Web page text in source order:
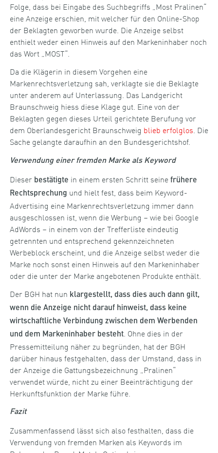
Folge, dass bei Eingabe des Suchbegriffs „Most Pralinen“
eine Anzeige erschien, mit welcher für den Online-Shop
der Beklagten geworben wurde. Die Anzeige selbst
enthielt weder einen Hinweis auf den Markeninhaber noch
das Wort „MOST“.
Da die Klägerin in diesem Vorgehen eine
Markenrechtsverletzung sah, verklagte sie die Beklagte
unter anderem auf Unterlassung. Das Landgericht
Braunschweig hiess diese Klage gut. Eine von der
Beklagten gegen dieses Urteil gerichtete Berufung vor
dem Oberlandesgericht Braunschweig blieb erfolglos. Die
Sache gelangte daraufhin an den Bundesgerichtshof.
Verwendung einer fremden Marke als Keyword
Dieser bestätigte in einem ersten Schritt seine frühere
Rechtsprechung und hielt fest, dass beim Keyword-
Advertising eine Markenrechtsverletzung immer dann
ausgeschlossen ist, wenn die Werbung – wie bei Google
AdWords – in einem von der Trefferliste eindeutig
getrennten und entsprechend gekennzeichneten
Werbeblock erscheint, und die Anzeige selbst weder die
Marke noch sonst einen Hinweis auf den Markeninhaber
oder die unter der Marke angebotenen Produkte enthält.
Der BGH hat nun klargestellt, dass dies auch dann gilt,
wenn die Anzeige nicht darauf hinweist, dass keine
wirtschaftliche Verbindung zwischen dem Werbenden
und dem Markeninhaber besteht . Ohne dies in der
Pressemitteilung näher zu begründen, hat der BGH
darüber hinaus festgehalten, dass der Umstand, dass in
der Anzeige die Gattungsbezeichnung „Pralinen“
verwendet würde, nicht zu einer Beeinträchtigung der
Herkunftsfunktion der Marke führe.
Fazit
Zusammenfassend lässt sich also festhalten, dass die
Verwendung von fremden Marken als Keywords im